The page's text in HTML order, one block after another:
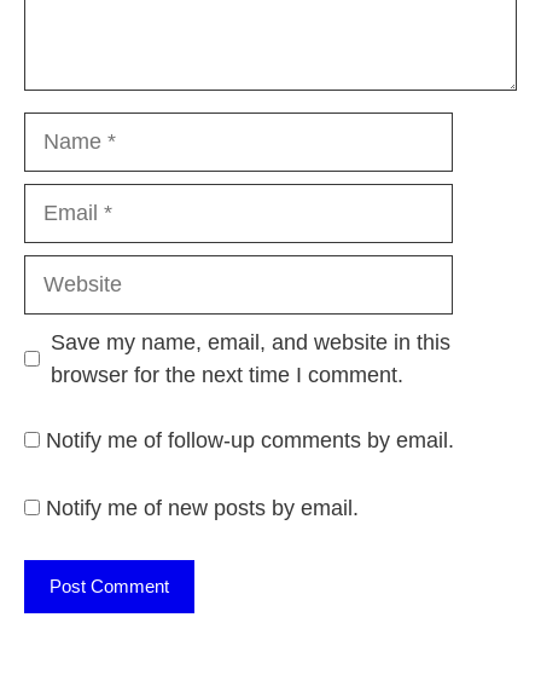
Save my name, email, and website in this
browser for the next time I comment.
Notify me of follow-up comments by email.
Notify me of new posts by email.